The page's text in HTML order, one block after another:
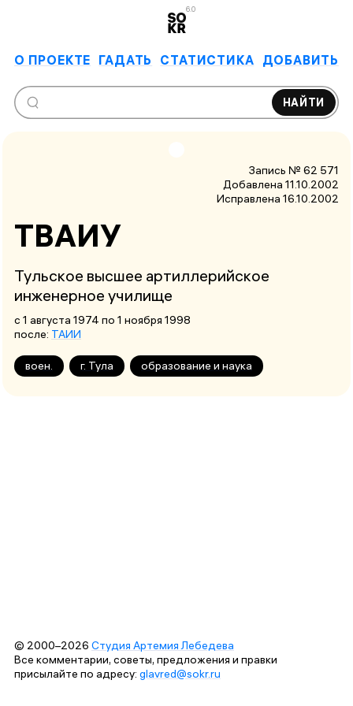
6.0
О ПРОЕКТЕ ГАДАТЬ СТАТИСТИКА ДОБАВИТЬ
НАЙТИ
Запись № 62 571
Добавлена 11.10.2002
Исправлена 16.10.2002
ТВАИУ
Тульское высшее артиллерийское
инженерное училище
с 1 августа 1974 по 1 ноября 1998
после: ТАИИ
воен. г. Тула образование и наука
© 2000–2026 Студия Артемия Лебедева
Все комментарии, советы, предложения и правки
присылайте по адресу: glavred@sokr.ru